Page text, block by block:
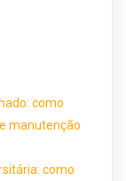
como
manutenção
como